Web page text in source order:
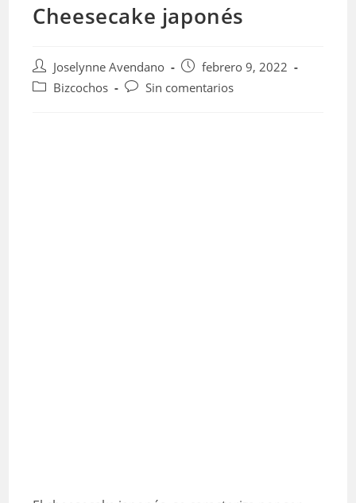
Cheesecake japonés
Autor
de
Joselynne Avendano
Publicación
de
febrero 9, 2022
Categoría
Bizcochos
Comentarios
Sin comentarios